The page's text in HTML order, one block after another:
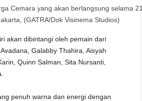
Cemara yang akan berlangsung selama 21
(GATRA/Dok Visinema Studios)
akan dibintangi oleh pemain dari
Galabby Thahira, Aisyah
Quinn Salman, Sita Nursanti,
penuh warna dan energi dengan